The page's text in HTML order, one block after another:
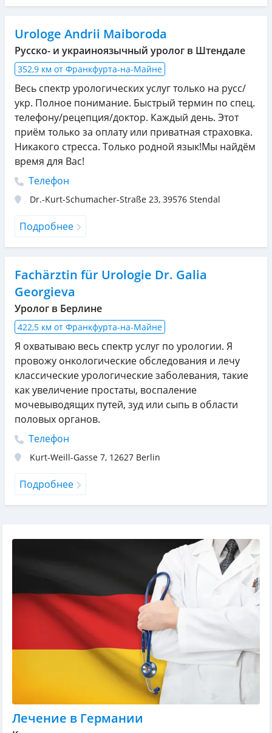
Urologe Andrii Maiboroda
Русско- и украиноязычный уролог в Штендале
352,9 км от Франкфурта-на-Майне
Весь спектр урологических услуг только на русс/
укр. Полное понимание. Быстрый термин по спец.
телефону/рецепция/доктор. Каждый день. Этот
приём только за оплату или приватная страховка.
Никакого стресса. Только родной язык!Мы найдём
время для Вас!
Телефон
Dr.-Kurt-Schumacher-Straße 23, 39576 Stendal
Подробнее
Fachärztin für Urologie Dr. Galia
Georgieva
Уролог в Берлине
422,5 км от Франкфурта-на-Майне
Я охватываю весь спектр услуг по урологии. Я
провожу онкологические обследования и лечу
классические урологические заболевания, такие
как увеличение простаты, воспаление
мочевыводящих путей, зуд или сыпь в области
половых органов.
Телефон
Kurt-Weill-Gasse 7, 12627 Berlin
Подробнее
Лечение в Германии